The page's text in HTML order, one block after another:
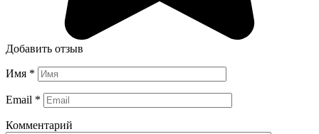
Добавить отзыв
Имя *
Email *
Комментарий